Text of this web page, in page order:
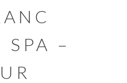
SPA –